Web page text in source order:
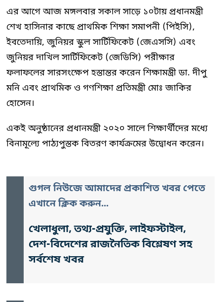
এর আগে আজ মঙ্গলবার সকাল সাড়ে ১০টায় প্রধানমন্ত্রী
শেখ হাসিনার কাছে প্রাথমিক শিক্ষা সমাপনী (পিইসি),
ইবতেদায়ি, জুনিয়র স্কুল সার্টিফিকেট (জেএসসি) এবং
জুনিয়র দাখিল সার্টিফিকেট (জেডিসি) পরীক্ষার
ফলাফলের সারসংক্ষেপ হস্তান্তর করেন শিক্ষামন্ত্রী ডা. দীপু
মনি এবং প্রাথমিক ও গণশিক্ষা প্রতিমন্ত্রী মোঃ জাকির
হোসেন।
একই অনুষ্ঠানের প্রধানমন্ত্রী ২০২০ সালে শিক্ষার্থীদের মধ্যে
বিনামূল্যে পাঠ্যপুস্তক বিতরণ কার্যক্রমের উদ্বোধন করেন।
গুগল নিউজে আমাদের প্রকাশিত খবর পেতে
এখানে ক্লিক করুন...
খেলাধুলা, তথ্য-প্রযুক্তি, লাইফস্টাইল,
দেশ-বিদেশের রাজনৈতিক বিশ্লেষণ সহ
সর্বশেষ খবর